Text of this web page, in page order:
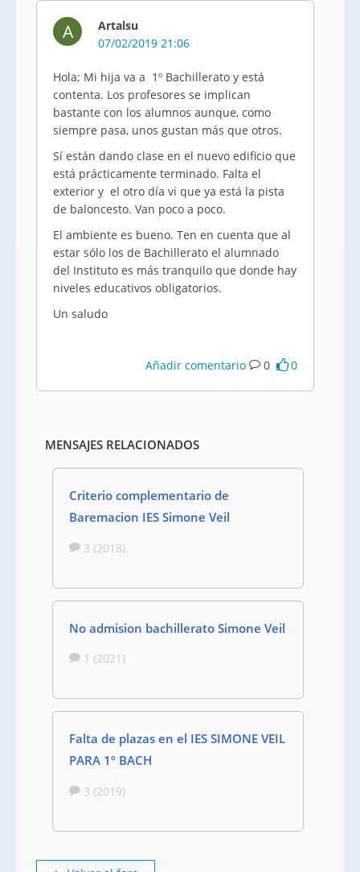
A
Artalsu
07/02/2019 21:06
Hola; Mi hija va a 1º Bachillerato y está
contenta. Los profesores se implican
bastante con los alumnos aunque, como
siempre pasa, unos gustan más que otros.
Sí están dando clase en el nuevo edificio que
está prácticamente terminado. Falta el
exterior y el otro día vi que ya está la pista
de baloncesto. Van poco a poco.
El ambiente es bueno. Ten en cuenta que al
estar sólo los de Bachillerato el alumnado
del Instituto es más tranquilo que donde hay
niveles educativos obligatorios.
Un saludo
Añadir comentario 0 0
MENSAJES RELACIONADOS
Criterio complementario de
Baremacion IES Simone Veil
3 (2018)
No admision bachillerato Simone Veil
1 (2021)
Falta de plazas en el IES SIMONE VEIL
PARA 1º BACH
3 (2019)